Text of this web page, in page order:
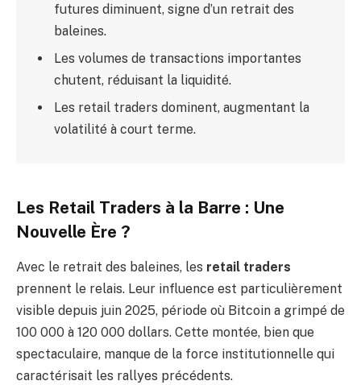
futures diminuent, signe d’un retrait des
baleines.
Les volumes de transactions importantes
chutent, réduisant la liquidité.
Les retail traders dominent, augmentant la
volatilité à court terme.
Les Retail Traders à la Barre : Une
Nouvelle Ère ?
Avec le retrait des baleines, les retail traders
prennent le relais. Leur influence est particulièrement
visible depuis juin 2025, période où Bitcoin a grimpé de
100 000 à 120 000 dollars. Cette montée, bien que
spectaculaire, manque de la force institutionnelle qui
caractérisait les rallyes précédents.